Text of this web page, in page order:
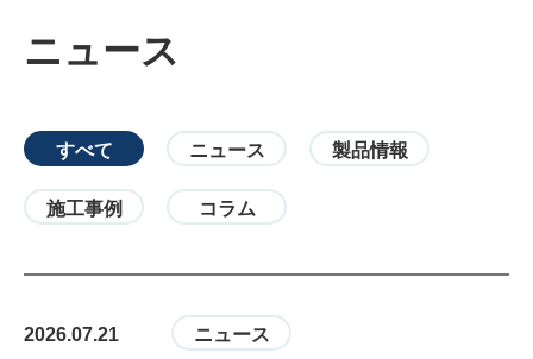
ニュース
すべて ニュース 製品情報
施工事例 コラム
2026.07.21 ニュース